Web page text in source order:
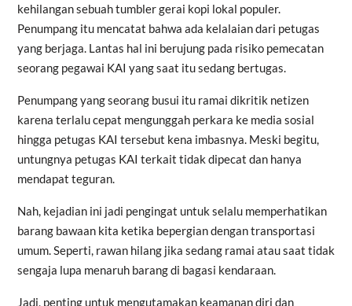
kehilangan sebuah tumbler gerai kopi lokal populer.
Penumpang itu mencatat bahwa ada kelalaian dari petugas
yang berjaga. Lantas hal ini berujung pada risiko pemecatan
seorang pegawai KAI yang saat itu sedang bertugas.
Penumpang yang seorang busui itu ramai dikritik netizen
karena terlalu cepat mengunggah perkara ke media sosial
hingga petugas KAI tersebut kena imbasnya. Meski begitu,
untungnya petugas KAI terkait tidak dipecat dan hanya
mendapat teguran.
Nah, kejadian ini jadi pengingat untuk selalu memperhatikan
barang bawaan kita ketika bepergian dengan transportasi
umum. Seperti, rawan hilang jika sedang ramai atau saat tidak
sengaja lupa menaruh barang di bagasi kendaraan.
Jadi, penting untuk mengutamakan keamanan diri dan